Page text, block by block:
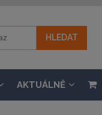
AKTUÁLNĚ